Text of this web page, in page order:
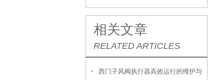
相关文章
RELATED ARTICLES
西门子风阀执行器高效运行的维护与